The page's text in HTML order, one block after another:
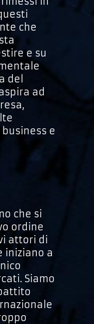
che
e su
del
ad
e
che si
ordine
attori di
iniziano a
Siamo